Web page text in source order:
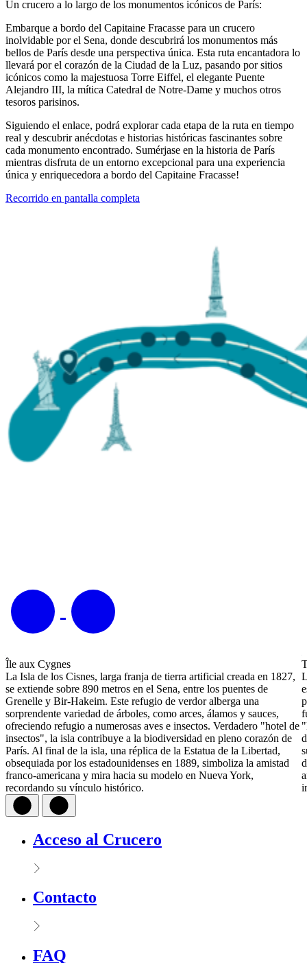
Un crucero a lo largo de los monumentos icónicos de París:
Embarque a bordo del Capitaine Fracasse para un crucero
inolvidable por el Sena, donde descubrirá los monumentos más
bellos de París desde una perspectiva única. Esta ruta encantadora lo
llevará por el corazón de la Ciudad de la Luz, pasando por sitios
icónicos como la majestuosa Torre Eiffel, el elegante Puente
Alejandro III, la mítica Catedral de Notre-Dame y muchos otros
tesoros parisinos.
Siguiendo el enlace, podrá explorar cada etapa de la ruta en tiempo
real y descubrir anécdotas e historias históricas fascinantes sobre
cada monumento encontrado. Sumérjase en la historia de París
mientras disfruta de un entorno excepcional para una experiencia
única y enriquecedora a bordo del Capitaine Fracasse!
Recorrido en pantalla completa
Île aux Cygnes
La Isla de los Cisnes, larga franja de tierra artificial creada en 1827,
se extiende sobre 890 metros en el Sena, entre los puentes de
Grenelle y Bir-Hakeim. Este refugio de verdor alberga una
sorprendente variedad de árboles, como arces, álamos y sauces,
ofreciendo refugio a numerosas aves e insectos. Verdadero "hotel de
insectos", la isla contribuye a la biodiversidad en pleno corazón de
París. Al final de la isla, una réplica de la Estatua de la Libertad,
obsequiada por los estadounidenses en 1889, simboliza la amistad
franco-americana y mira hacia su modelo en Nueva York,
recordando su vínculo histórico.
Acceso al Crucero
Contacto
FAQ